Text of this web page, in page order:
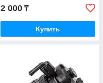
2 000 ₸
Купить